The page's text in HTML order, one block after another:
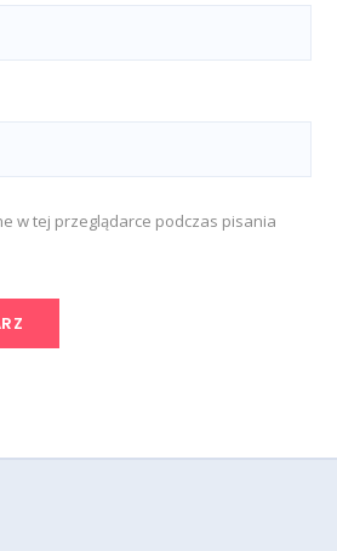
w tej przeglądarce podczas pisania